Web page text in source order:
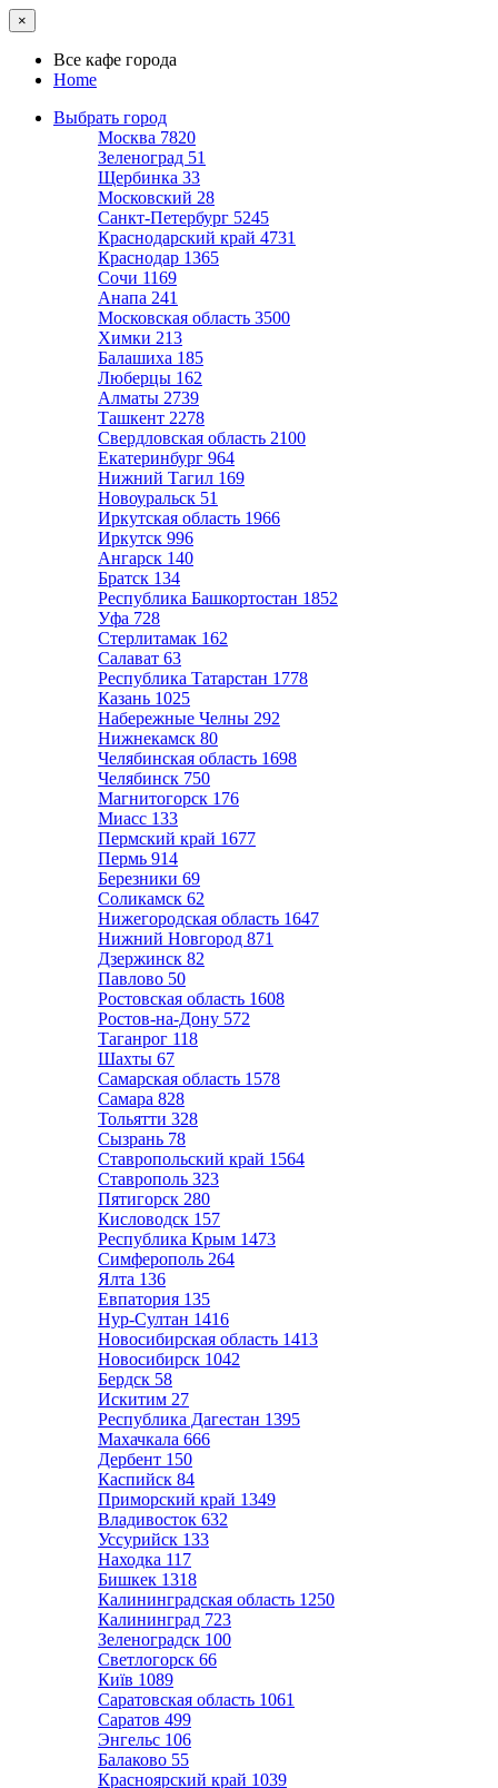
×
Все кафе города
Home
Выбрать город
Москва 7820
Зеленоград 51
Щербинка 33
Московский 28
Санкт-Петербург 5245
Краснодарский край 4731
Краснодар 1365
Сочи 1169
Анапа 241
Московская область 3500
Химки 213
Балашиха 185
Люберцы 162
Алматы 2739
Ташкент 2278
Свердловская область 2100
Екатеринбург 964
Нижний Тагил 169
Новоуральск 51
Иркутская область 1966
Иркутск 996
Ангарск 140
Братск 134
Республика Башкортостан 1852
Уфа 728
Стерлитамак 162
Салават 63
Республика Татарстан 1778
Казань 1025
Набережные Челны 292
Нижнекамск 80
Челябинская область 1698
Челябинск 750
Магнитогорск 176
Миасс 133
Пермский край 1677
Пермь 914
Березники 69
Соликамск 62
Нижегородская область 1647
Нижний Новгород 871
Дзержинск 82
Павлово 50
Ростовская область 1608
Ростов-на-Дону 572
Таганрог 118
Шахты 67
Самарская область 1578
Самара 828
Тольятти 328
Сызрань 78
Ставропольский край 1564
Ставрополь 323
Пятигорск 280
Кисловодск 157
Республика Крым 1473
Симферополь 264
Ялта 136
Евпатория 135
Нур-Султан 1416
Новосибирская область 1413
Новосибирск 1042
Бердск 58
Искитим 27
Республика Дагестан 1395
Махачкала 666
Дербент 150
Каспийск 84
Приморский край 1349
Владивосток 632
Уссурийск 133
Находка 117
Бишкек 1318
Калининградская область 1250
Калининград 723
Зеленоградск 100
Светлогорск 66
Київ 1089
Саратовская область 1061
Саратов 499
Энгельс 106
Балаково 55
Красноярский край 1039